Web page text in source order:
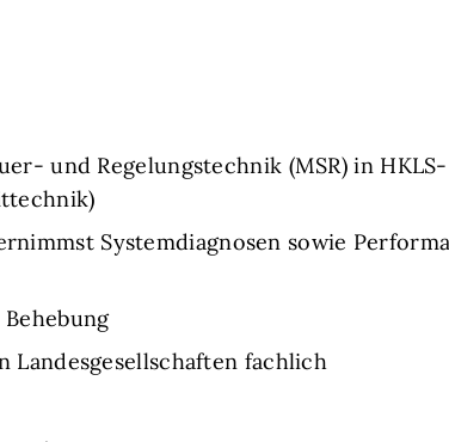
und Regelungstechnik (MSR) in HKLS-
Systemdiagnosen sowie
fachlich